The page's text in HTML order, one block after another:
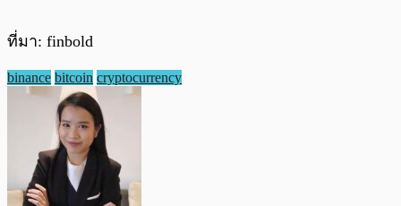
ที่มา: finbold
binance bitcoin cryptocurrency